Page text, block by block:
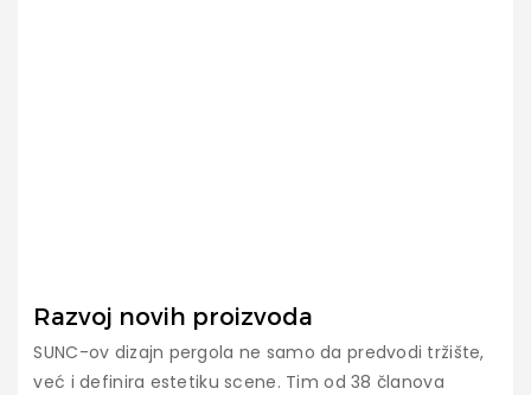
Razvoj novih proizvoda
SUNC-ov dizajn pergola ne samo da predvodi tržište,
već i definira estetiku scene. Tim od 38 članova